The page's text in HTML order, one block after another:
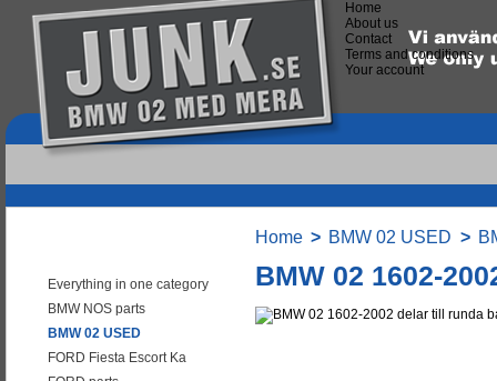
Home
About us
Contact
Terms and conditions
Your account
Everything in one category
BMW NOS parts
BMW 02 USED
FORD Fiesta Escort Ka
Home > BMW 02 USED >
BMW 02 1602-